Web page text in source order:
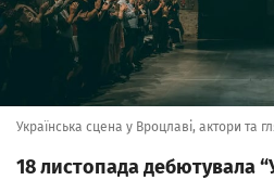
Українська сцена у Вроцлаві, актори та
18 листопада дебютувала